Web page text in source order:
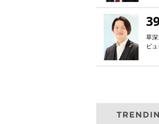
草
ビ